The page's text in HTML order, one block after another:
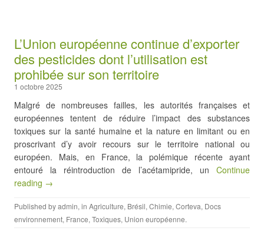
L’Union européenne continue d’exporter
des pesticides dont l’utilisation est
prohibée sur son territoire
1 octobre 2025
Malgré de nombreuses failles, les autorités françaises et
européennes tentent de réduire l’impact des substances
toxiques sur la santé humaine et la nature en limitant ou en
proscrivant d’y avoir recours sur le territoire national ou
européen. Mais, en France, la polémique récente ayant
entouré la réintroduction de l’acétamipride, un Continue
reading →
Published byadmin, in Agriculture, Brésil, Chimie, Corteva, Docs
environnement, France, Toxiques, Union européenne.